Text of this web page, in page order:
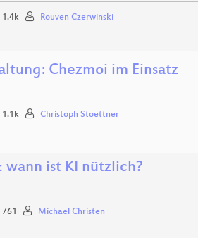
1.4k Rouven Czerwinski
Chezmoi im Einsatz
1.1k Christoph Stoettner
ist KI nützlich?
761 Michael Christen